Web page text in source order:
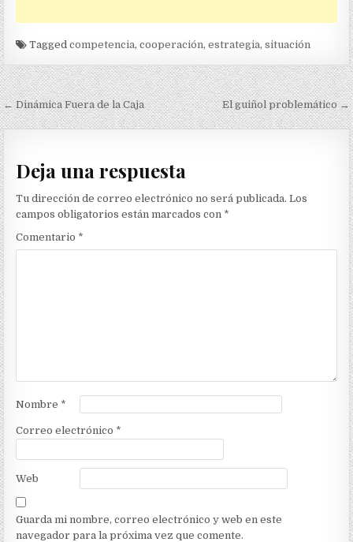
Taggedcompetencia,cooperación,estrategia,situación
Navegación
de
entradas
← Dinámica Fuera de la Caja El guiñol problemático →
Deja una respuesta
Tu dirección de correo electrónico no será publicada. Los
campos obligatorios están marcados con *
Comentario *
Nombre *
Correo electrónico *
Web
Guarda mi nombre, correo electrónico y web en este
navegador para la próxima vez que comente.